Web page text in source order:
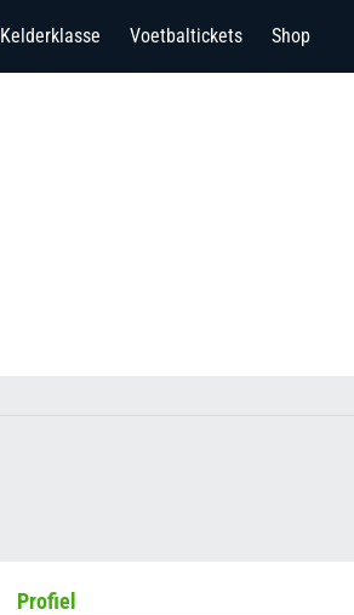
Kelderklasse Voetbaltickets Shop
Profiel